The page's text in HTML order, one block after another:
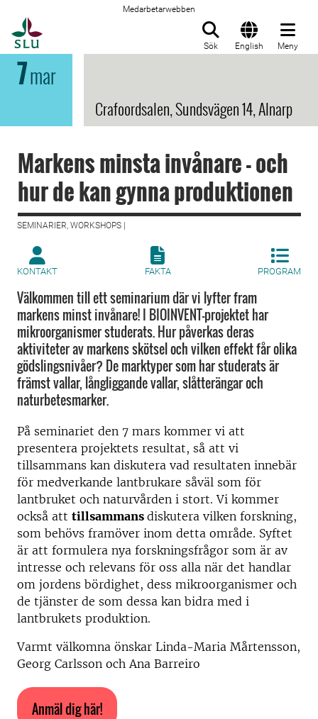
Medarbetarwebben
Sök English Meny
7mar
Crafoordsalen, Sundsvägen 14, Alnarp
Markens minsta invånare - och
hur de kan gynna produktionen
SEMINARIER, WORKSHOPS |
KONTAKT FAKTA PROGRAM
Välkommen till ett seminarium där vi lyfter fram
markens minst invånare! I BIOINVENT-projektet har
mikroorganismer studerats. Hur påverkas deras
aktiviteter av markens skötsel och vilken effekt får olika
gödslingsnivåer? De marktyper som har studerats är
främst vallar, långliggande vallar, slåtterängar och
naturbetesmarker.
På seminariet den 7 mars kommer vi att
presentera projektets resultat, så att vi
tillsammans kan diskutera vad resultaten innebär
för medverkande lantbrukare såväl som för
lantbruket och naturvården i stort. Vi kommer
också att tillsammans diskutera vilken forskning,
som behövs framöver inom detta område. Syftet
är att formulera nya forskningsfrågor som är av
intresse och relevans för oss alla när det handlar
om jordens bördighet, dess mikroorganismer och
de tjänster de som dessa kan bidra med i
lantbrukets produktion.
Varmt välkomna önskar Linda-Maria Mårtensson,
Georg Carlsson och Ana Barreiro
Anmäl dig här!